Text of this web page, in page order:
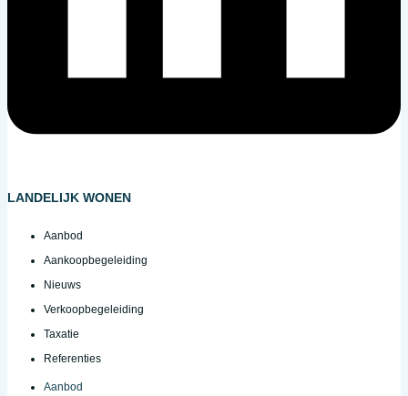
LANDELIJK WONEN
Aanbod
Aankoopbegeleiding
Nieuws
Verkoopbegeleiding
Taxatie
Referenties
Aanbod